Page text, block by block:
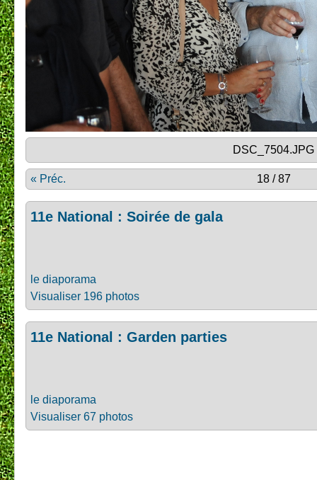
DSC_7504.JPG
« Préc. 18 / 87
11e National : Soirée de gala
le diaporama
Visualiser 196 photos
11e National : Garden parties
le diaporama
Visualiser 67 photos